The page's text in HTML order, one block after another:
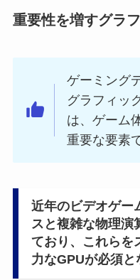
重要性を増すグラ
ゲーミング
グラフィッ
は、ゲーム
重要な要素
近年のビデオゲー
スと複雑な物理演
ており、これらを
力なGPUが必須と